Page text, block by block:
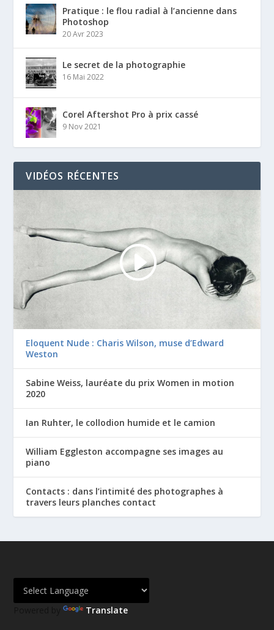
Pratique : le flou radial à l’ancienne dans
Photoshop
20 Avr 2023
Le secret de la photographie
16 Mai 2022
Corel Aftershot Pro à prix cassé
9 Nov 2021
VIDÉOS RÉCENTES
Eloquent Nude : Charis Wilson, muse d’Edward
Weston
Sabine Weiss, lauréate du prix Women in motion
2020
Ian Ruhter, le collodion humide et le camion
William Eggleston accompagne ses images au
piano
Contacts : dans l’intimité des photographes à
travers leurs planches contact
Powered by Translate